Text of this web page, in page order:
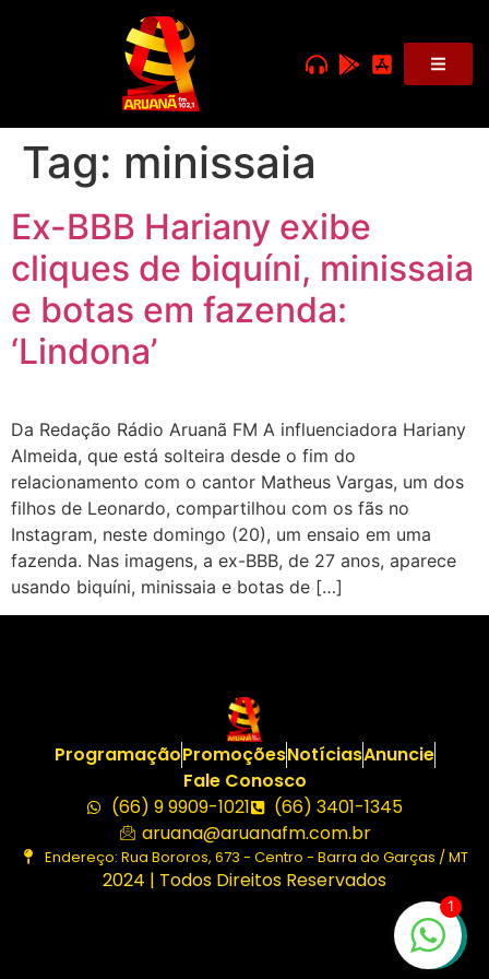
Tag: minissaia
Ex-BBB Hariany exibe
cliques de biquíni, minissaia
e botas em fazenda:
‘Lindona’
Da Redação Rádio Aruanã FM A influenciadora Hariany
Almeida, que está solteira desde o fim do
relacionamento com o cantor Matheus Vargas, um dos
filhos de Leonardo, compartilhou com os fãs no
Instagram, neste domingo (20), um ensaio em uma
fazenda. Nas imagens, a ex-BBB, de 27 anos, aparece
usando biquíni, minissaia e botas de […]
ProgramaçãoPromoçõesNotíciasAnuncie
Fale Conosco
(66) 9 9909-1021
(66) 3401-1345
aruana@aruanafm.com.br
Endereço: Rua Bororos, 673 - Centro - Barra do Garças / MT
2024 | Todos Direitos Reservados
1